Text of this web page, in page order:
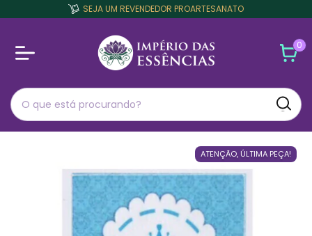
SEJA UM REVENDEDOR PROARTESANATO
0
ATENÇÃO, ÚLTIMA PEÇA!